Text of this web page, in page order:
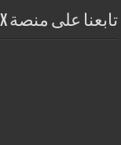
تابعنا على منصة X